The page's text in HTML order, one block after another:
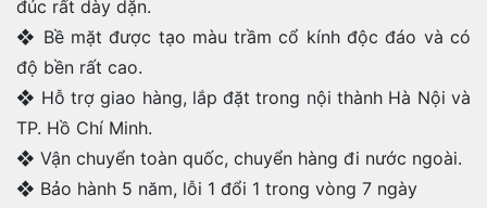
đúc rất dày dặn.
❖ Bề mặt được tạo màu trầm cổ kính độc đáo và có
độ bền rất cao.
❖ Hỗ trợ giao hàng, lắp đặt trong nội thành Hà Nội và
TP. Hồ Chí Minh.
❖ Vận chuyển toàn quốc, chuyển hàng đi nước ngoài.
❖ Bảo hành 5 năm, lỗi 1 đổi 1 trong vòng 7 ngày